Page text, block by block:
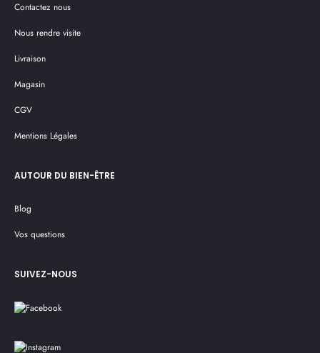
Contactez nous
Nous rendre visite
Livraison
Magasin
CGV
Mentions Légales
AUTOUR DU BIEN-ÊTRE
Blog
Vos questions
SUIVEZ-NOUS